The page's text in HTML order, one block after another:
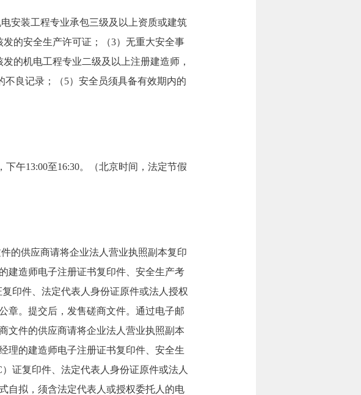
安装工程专业承包三级及以上资质或建筑
的安全生产许可证；（3）无重大安全事
的机电工程专业二级及以上注册建造师，
良记录；（5）安全员须具备有效期内的
下午13:00至16:30。（北京时间，法定节假
的供应商请将企业法人营业执照副本复印
建造师电子注册证书复印件、安全生产考
印件、法定代表人身份证原件或法人授权
章。提交后，发售磋商文件。通过电子邮
文件的供应商请将企业法人营业执照副本
理的建造师电子注册证书复印件、安全生
证复印件、法定代表人身份证原件或法人
自拟，须含法定代表人或授权委托人的电